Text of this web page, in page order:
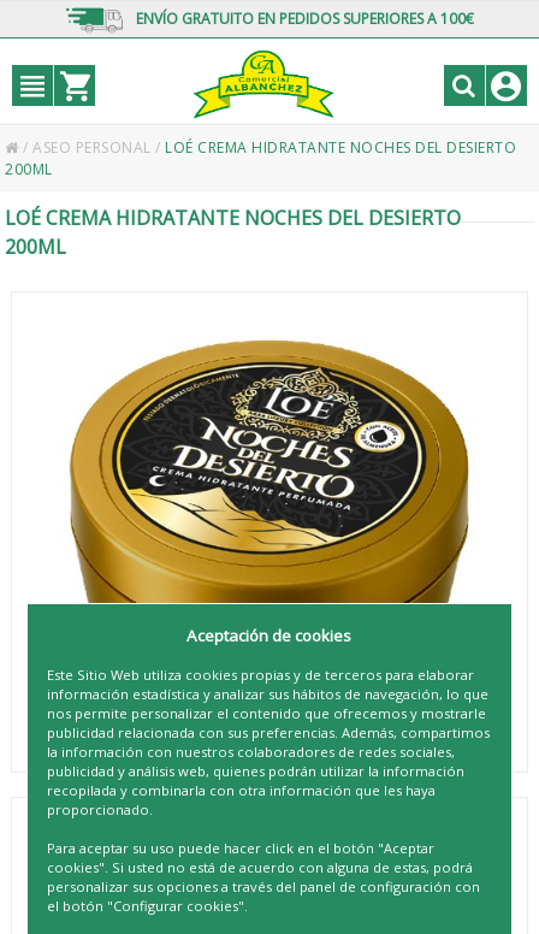
ENVÍO GRATUITO EN PEDIDOS SUPERIORES A 100€
/ASEO PERSONAL/ LOÉ CREMA HIDRATANTE NOCHES DEL DESIERTO
200ML
LOÉ CREMA HIDRATANTE NOCHES DEL DESIERTO
200ML
LOÉ CREMA HIDRATANTE NOCHES DEL
DESIERTO 200ML
REF. 8410757101103
Aceptación de cookies
Este Sitio Web utiliza cookies propias y de terceros para elaborar
información estadística y analizar sus hábitos de navegación, lo que
nos permite personalizar el contenido que ofrecemos y mostrarle
publicidad relacionada con sus preferencias. Además, compartimos
la información con nuestros colaboradores de redes sociales,
publicidad y análisis web, quienes podrán utilizar la información
recopilada y combinarla con otra información que les haya
proporcionado.
Para aceptar su uso puede hacer click en el botón "Aceptar
cookies". Si usted no está de acuerdo con alguna de estas, podrá
personalizar sus opciones a través del panel de configuración con
el botón "Configurar cookies".